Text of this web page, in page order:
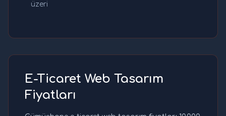
üzeri
E-Ticaret Web Tasarım
Fiyatları